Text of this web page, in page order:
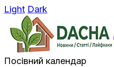
Light Dark
Посівний календар